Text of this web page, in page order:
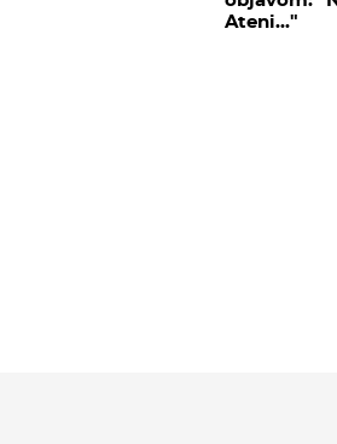
Ateni..."